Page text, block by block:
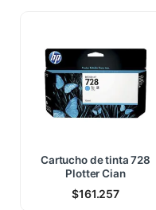
Cartucho de tinta 728
Plotter Cian
$161.257